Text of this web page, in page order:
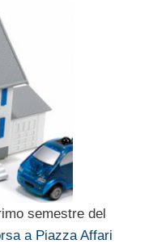
semestre del
a Piazza Affari